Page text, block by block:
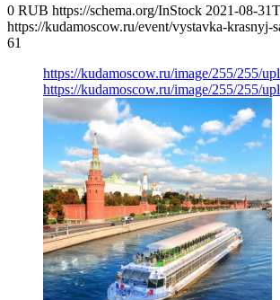
0 RUB https://schema.org/InStock 2021-08-
https://kudamoscow.ru/event/vystavka-krasnyj-
61
https://kudamoscow.ru/image/255/255/
https://kudamoscow.ru/image/255/255/